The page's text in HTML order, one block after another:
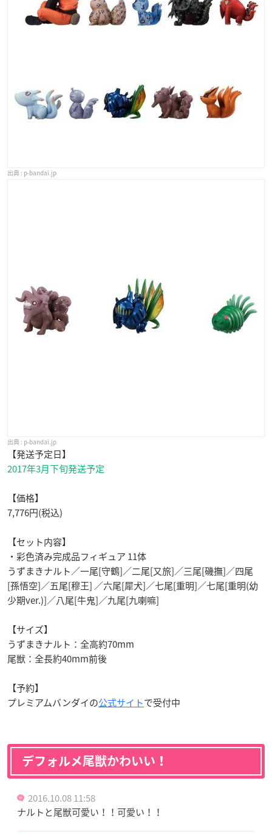
p-bandai.jp
p-bandai.jp
【発送予定日】
2017年3月下旬発送予定
【価格】
7,776円(税込)
【セット内容】
・彩色済み完成品フィギュア 11体
うずまきナルト／一尾[守鶴]／二尾[又旅]／三尾[磯撫]／四尾
[孫悟空]／五尾[穆王] ／六尾[犀犬]／七尾[重明]／七尾[重明(幼
少期ver.)]／八尾[牛鬼]／九尾[九喇嘛]
【サイズ】
うずまきナルト：全高約70mm
尾獣：全長約40mm前後
【予約】
プレミアムバンダイの公式サイトで受付中
デフォルメ尾獣かわいい！
2016.10.08 11:58
ナルトと尾獣可愛い！！可愛い！！